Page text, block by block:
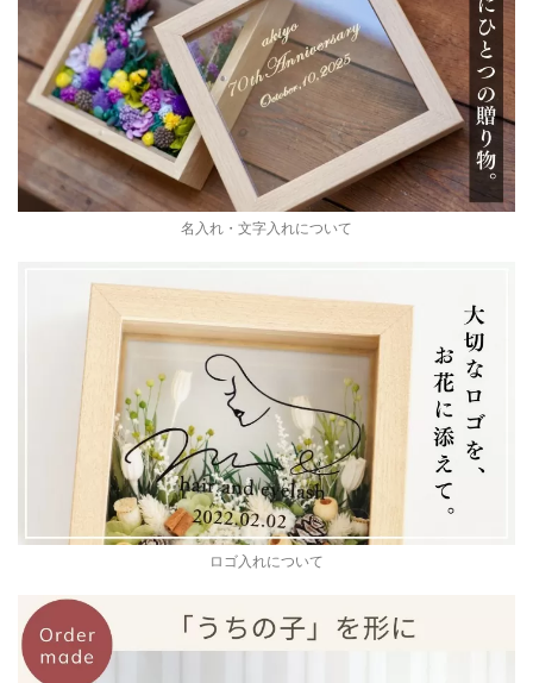
名入れ・文字入れについて
ロゴ入れについて